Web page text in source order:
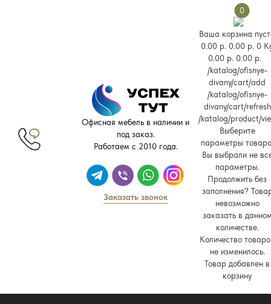
Офисная мебель в наличии и
под заказ.
Работаем с 2010 года.
Заказать звонок
0
Ваша корзина
0.00 р. 0.00 р. 0
0.00 р. 0.00 р.
/katalog/ofisnye-
divany/cart/add
/katalog/ofisnye-
divany/cart/refresh
/katalog/product/
Выберите
параметры
Вы выбрали не
параметры.
Продолжить без
заполнения?
невозможно
заказать в
количестве.
Количество
не изменилось.
Товар добавлен в
корзину